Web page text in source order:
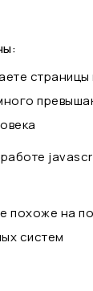
страницы
похоже на
систем